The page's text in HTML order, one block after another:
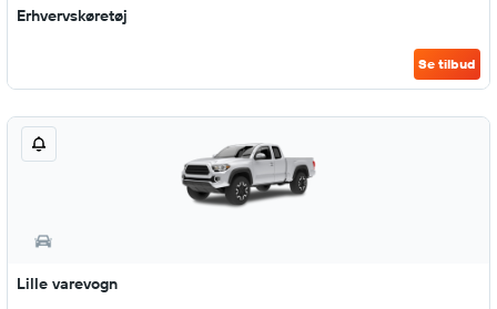
Erhvervskøretøj
Se tilbud
Lille varevogn